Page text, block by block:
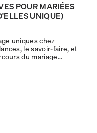
POUR MARIÉES
UNIQUE)
uniques chez
le savoir-faire, et
du mariage